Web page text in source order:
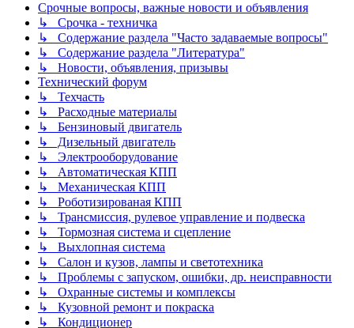
Срочные вопросы, важные новости и объявления
↳ Срочка - техничка
↳ Содержание раздела "Часто задаваемые вопросы"
↳ Содержание раздела "Литература"
↳ Новости, объявления, призывы
Технический форум
↳ Техчасть
↳ Расходные материалы
↳ Бензиновый двигатель
↳ Дизельный двигатель
↳ Электрооборудование
↳ Автоматическая КПП
↳ Механическая КПП
↳ Роботизированая КПП
↳ Трансмиссия, рулевое управление и подвеска
↳ Тормозная система и сцепление
↳ Выхлопная система
↳ Салон и кузов, лампы и светотехника
↳ Проблемы с запуском, ошибки, др. неисправности
↳ Охранные системы и комплексы
↳ Кузовной ремонт и покраска
↳ Кондиционер